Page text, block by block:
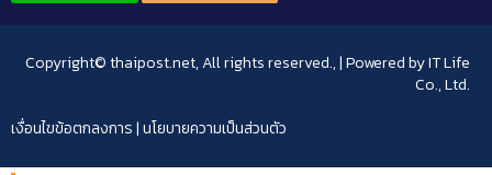
Copyright© thaipost.net, All rights reserved., | Powered byIT Life
Co., Ltd.
เงื่อนไขข้อตกลงการ|นโยบายความเป็นส่วนตัว